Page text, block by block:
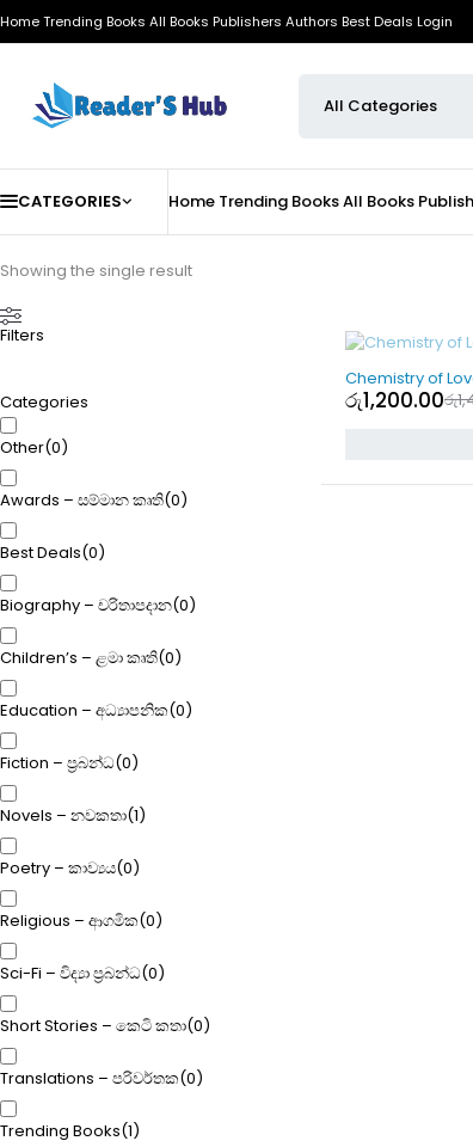
HomeTrending Books All Books Publishers Authors Best Deals Login
CATEGORIES Home Trending BooksAll Books
Filters
Categories
Other(0)
Awards – සම්මාන කෘති(0)
Best Deals(0)
Biography – චරිතාපදාන(0)
Children’s – ළමා කෘති(0)
Education – අධ්‍යාපනික(0)
Fiction – ප්‍රබන්ධ(0)
Novels – නවකතා(1)
Poetry – කාව්‍යය(0)
Religious – ආගමික(0)
Sci-Fi – විද්‍යා ප්‍රබන්ධ(0)
Short Stories – කෙටි කතා(0)
Translations – පරිවර්තක(0)
Trending Books(1)
Showing the single result
SOLD OUT
Chemistry of
රු
රු1,200.00